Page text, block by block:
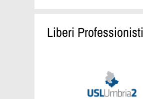
Liberi Professionisti